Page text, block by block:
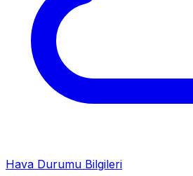
Hava Durumu Bilgileri